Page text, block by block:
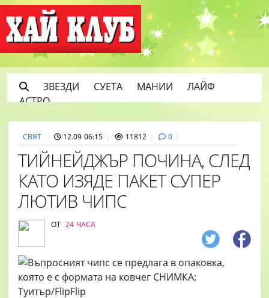
ЗВЕЗДИ СУЕТА МАНИИ
ЛАЙФ
АСТРО
СВЯТ 12.09 06:15 11812 0
ТИЙНЕЙДЖЪР ПОЧИНА, СЛЕД
КАТО ИЗЯДЕ ПАКЕТ СУПЕР
ЛЮТИВ ЧИПС
ОТ 24 ЧАСА